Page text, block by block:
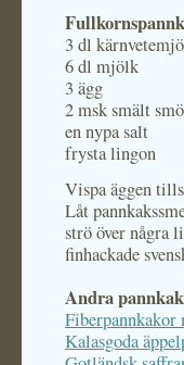
3 dl
6 dl mjölk
3 ägg
2 msk smält
en nypa salt
frysta lingon
Vispa äggen
Låt
strö över några
finhackade
Andra
Fiberpannkakor
Kalasgoda